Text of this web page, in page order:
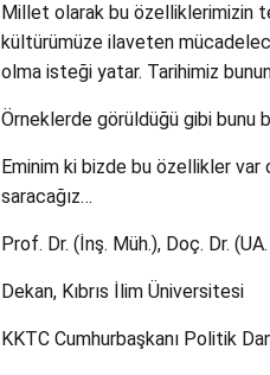
Millet olarak bu özelliklerimizin
kültürümüze ilaveten
olma isteği yatar. Tarihimiz
Örneklerde görüldüğü gibi bunu
Eminim ki bizde bu özellikler var
saracağız…
Prof. Dr. (İnş. Müh.), Doç. Dr.
Dekan, Kıbrıs İlim Üniversitesi
KKTC Cumhurbaşkanı Politik